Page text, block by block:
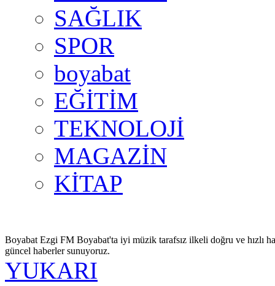
SAĞLIK
SPOR
boyabat
EĞİTİM
TEKNOLOJİ
MAGAZİN
KİTAP
Boyabat Ezgi FM Boyabat'ta iyi müzik tarafsız ilkeli doğru ve hızlı
güncel haberler sunuyoruz.
YUKARI